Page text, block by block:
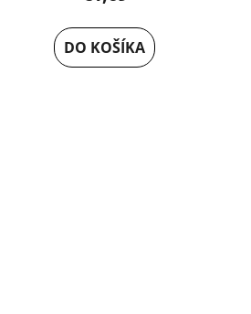
DO KOŠÍKA